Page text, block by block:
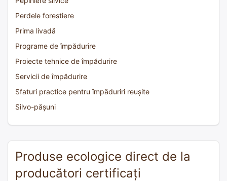
Perdele forestiere
Prima livadă
Programe de împădurire
Proiecte tehnice de împădurire
Servicii de împădurire
Sfaturi practice pentru împăduriri reușite
Silvo-pășuni
Produse ecologice direct de la
producători certificați